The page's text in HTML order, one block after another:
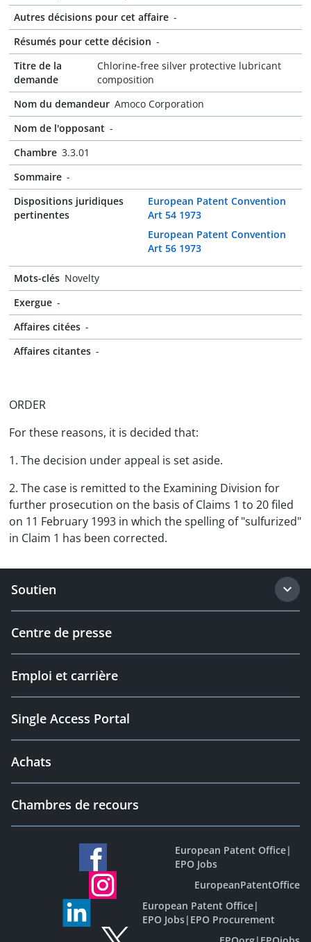
Autres décisions pour cet affaire -
Résumés pour cette décision -
Titre de la
demande
Chlorine-free silver protective lubricant
composition
Nom du demandeur Amoco Corporation
Nom de l'opposant -
Chambre 3.3.01
Sommaire -
Dispositions juridiques
pertinentes
European Patent Convention
Art 54 1973
European Patent Convention
Art 56 1973
Mots-clés Novelty
Exergue -
Affaires citées -
Affaires citantes -
ORDER
For these reasons, it is decided that:
1. The decision under appeal is set aside.
2. The case is remitted to the Examining Division for
further prosecution on the basis of Claims 1 to 20 filed
on 11 February 1993 in which the spelling of "sulfurized"
in Claim 1 has been corrected.
Soutien
Centre de presse
Emploi et carrière
Single Access Portal
Achats
Chambres de recours
European Patent Office|
EPO Jobs
EuropeanPatentOffice
European Patent Office|
EPO Jobs| EPO Procurement